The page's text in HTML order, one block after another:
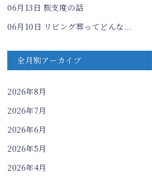
06月13日 旅支度の話
06月10日 リビング葬ってどんな...
全月別アーカイブ
2026年8月
2026年7月
2026年6月
2026年5月
2026年4月